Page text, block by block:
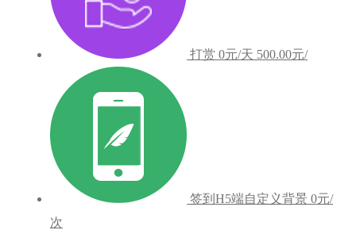
打赏 0元/天 500.00元/
签到H5端自定义背景 0元/
次